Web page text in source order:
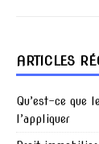
ARTICLES
Qu’est-ce que
l’appliquer